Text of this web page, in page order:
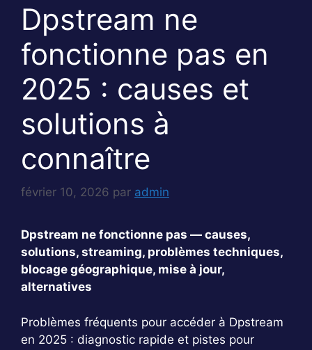
Dpstream ne
fonctionne pas en
2025 : causes et
solutions à
connaître
février 10, 2026 par admin
Dpstream ne fonctionne pas — causes,
solutions, streaming, problèmes techniques,
blocage géographique, mise à jour,
alternatives
Problèmes fréquents pour accéder à Dpstream
en 2025 : diagnostic rapide et pistes pour